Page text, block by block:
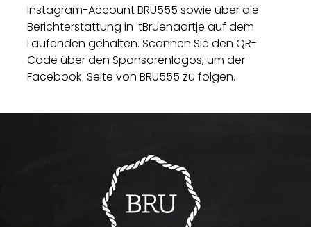
Instagram-Account BRU555 sowie über die
Berichterstattung in 'tBruenaartje auf dem
Laufenden gehalten. Scannen Sie den QR-
Code über den Sponsorenlogos, um der
Facebook-Seite von BRU555 zu folgen.